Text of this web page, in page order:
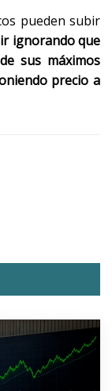
pueden subir
ignorando que
sus máximos
precio a